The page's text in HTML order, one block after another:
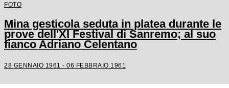
FOTO
Mina gesticola seduta in platea durante le
prove dell'XI Festival di Sanremo; al suo
fianco Adriano Celentano
28 GENNAIO 1961 - 06 FEBBRAIO 1961